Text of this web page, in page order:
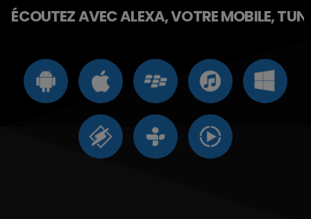
ÉCOUTEZ AVEC ALEXA, VOTRE MOBILE,